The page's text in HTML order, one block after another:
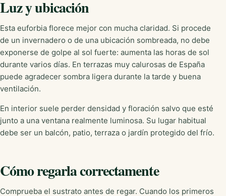
Luz y ubicación
Esta euforbia florece mejor con mucha claridad. Si procede
de un invernadero o de una ubicación sombreada, no debe
exponerse de golpe al sol fuerte: aumenta las horas de sol
durante varios días. En terrazas muy calurosas de España
puede agradecer sombra ligera durante la tarde y buena
ventilación.
En interior suele perder densidad y floración salvo que esté
junto a una ventana realmente luminosa. Su lugar habitual
debe ser un balcón, patio, terraza o jardín protegido del frío.
Cómo regarla correctamente
Comprueba el sustrato antes de regar. Cuando los primeros